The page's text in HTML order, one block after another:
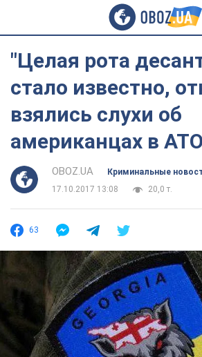
"Целая рота
стало известно,
взялись слухи об
американцах в АТО
OBOZ.UA
Криминальные
17.10.2017 13:08
20,0 т.
63